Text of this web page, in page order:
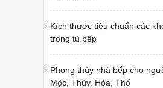
Kích thước tiêu chuẩn các
trong tủ bếp
Phong thủy nhà bếp cho
Mộc, Thủy, Hỏa, Thổ